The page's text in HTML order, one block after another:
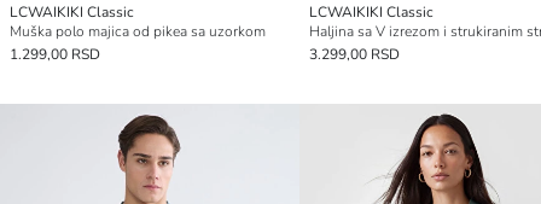
LCWAIKIKI Classic
Muška polo majica od pikea sa uzorkom
1.299,00 RSD
LCWAIKIKI Classic
Haljina sa V izrezom i strukiranim
3.299,00 RSD